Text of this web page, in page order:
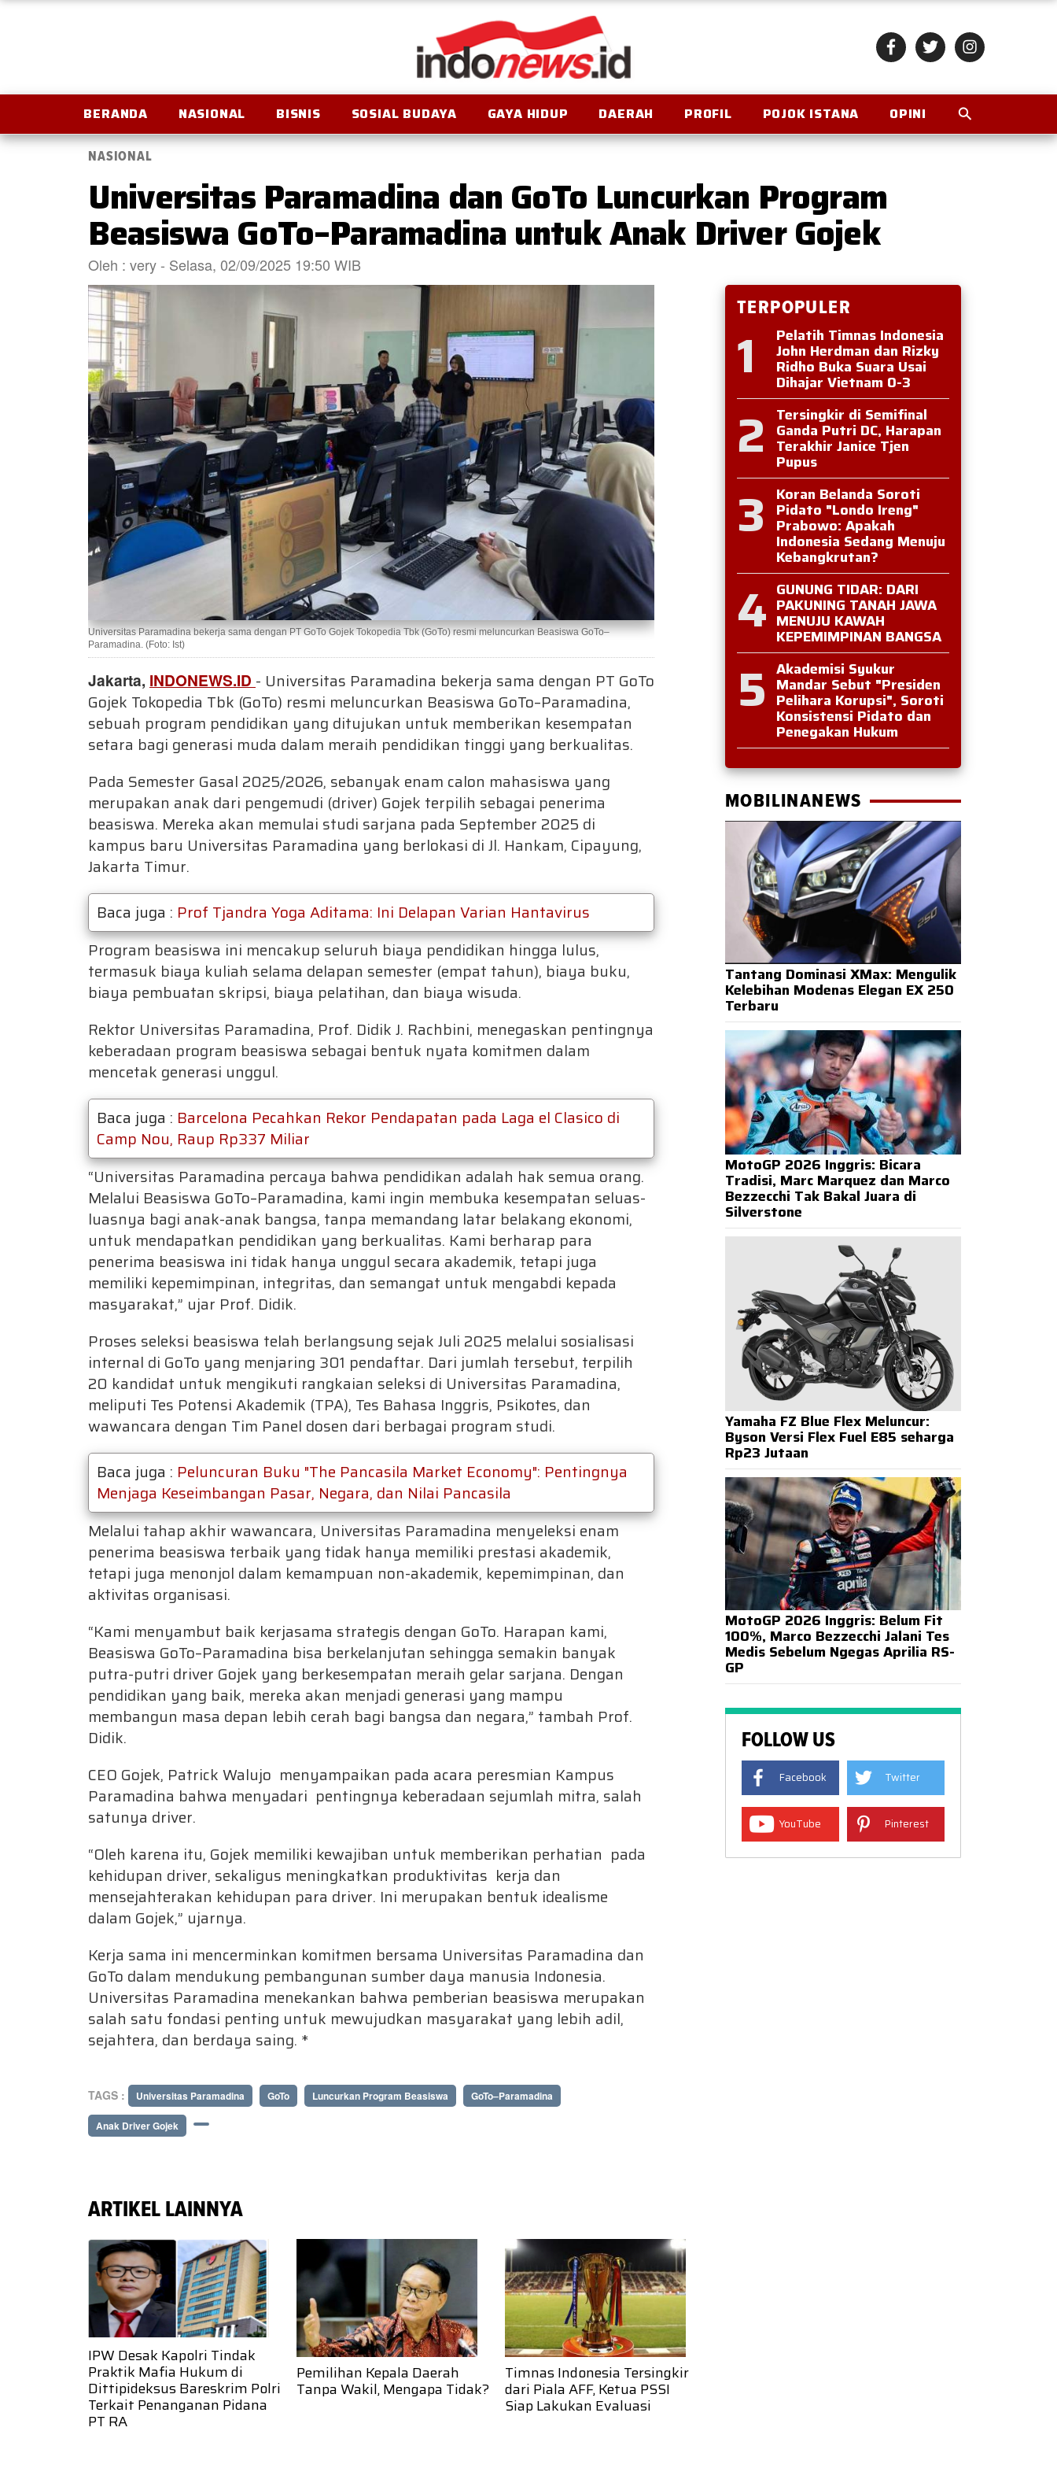
BERANDA NASIONAL BISNIS SOSIAL BUDAYA GAYA HIDUP DAERAH PROFIL POJOK ISTANA OPINI
NASIONAL
Universitas Paramadina dan GoTo Luncurkan Program
Beasiswa GoTo–Paramadina untuk Anak Driver Gojek
Oleh : very - Selasa, 02/09/2025 19:50 WIB
Universitas Paramadina bekerja sama dengan PT GoTo Gojek Tokopedia Tbk (GoTo) resmi meluncurkan Beasiswa GoTo–
Paramadina. (Foto: Ist)
Jakarta, INDONEWS.ID - Universitas Paramadina bekerja sama dengan PT GoTo
Gojek Tokopedia Tbk (GoTo) resmi meluncurkan Beasiswa GoTo–Paramadina,
sebuah program pendidikan yang ditujukan untuk memberikan kesempatan
setara bagi generasi muda dalam meraih pendidikan tinggi yang berkualitas.
Pada Semester Gasal 2025/2026, sebanyak enam calon mahasiswa yang
merupakan anak dari pengemudi (driver) Gojek terpilih sebagai penerima
beasiswa. Mereka akan memulai studi sarjana pada September 2025 di
kampus baru Universitas Paramadina yang berlokasi di Jl. Hankam, Cipayung,
Jakarta Timur.
Baca juga : Prof Tjandra Yoga Aditama: Ini Delapan Varian Hantavirus
Program beasiswa ini mencakup seluruh biaya pendidikan hingga lulus,
termasuk biaya kuliah selama delapan semester (empat tahun), biaya buku,
biaya pembuatan skripsi, biaya pelatihan, dan biaya wisuda.
Rektor Universitas Paramadina, Prof. Didik J. Rachbini, menegaskan pentingnya
keberadaan program beasiswa sebagai bentuk nyata komitmen dalam
mencetak generasi unggul.
Baca juga : Barcelona Pecahkan Rekor Pendapatan pada Laga el Clasico di
Camp Nou, Raup Rp337 Miliar
“Universitas Paramadina percaya bahwa pendidikan adalah hak semua orang.
Melalui Beasiswa GoTo–Paramadina, kami ingin membuka kesempatan seluas-
luasnya bagi anak-anak bangsa, tanpa memandang latar belakang ekonomi,
untuk mendapatkan pendidikan yang berkualitas. Kami berharap para
penerima beasiswa ini tidak hanya unggul secara akademik, tetapi juga
memiliki kepemimpinan, integritas, dan semangat untuk mengabdi kepada
masyarakat,” ujar Prof. Didik.
Proses seleksi beasiswa telah berlangsung sejak Juli 2025 melalui sosialisasi
internal di GoTo yang menjaring 301 pendaftar. Dari jumlah tersebut, terpilih
20 kandidat untuk mengikuti rangkaian seleksi di Universitas Paramadina,
meliputi Tes Potensi Akademik (TPA), Tes Bahasa Inggris, Psikotes, dan
wawancara dengan Tim Panel dosen dari berbagai program studi.
Baca juga : Peluncuran Buku "The Pancasila Market Economy": Pentingnya
Menjaga Keseimbangan Pasar, Negara, dan Nilai Pancasila
Melalui tahap akhir wawancara, Universitas Paramadina menyeleksi enam
penerima beasiswa terbaik yang tidak hanya memiliki prestasi akademik,
tetapi juga menonjol dalam kemampuan non-akademik, kepemimpinan, dan
aktivitas organisasi.
“Kami menyambut baik kerjasama strategis dengan GoTo. Harapan kami,
Beasiswa GoTo–Paramadina bisa berkelanjutan sehingga semakin banyak
putra-putri driver Gojek yang berkesempatan meraih gelar sarjana. Dengan
pendidikan yang baik, mereka akan menjadi generasi yang mampu
membangun masa depan lebih cerah bagi bangsa dan negara,” tambah Prof.
Didik.
CEO Gojek, Patrick Walujo menyampaikan pada acara peresmian Kampus
Paramadina bahwa menyadari pentingnya keberadaan sejumlah mitra, salah
satunya driver.
“Oleh karena itu, Gojek memiliki kewajiban untuk memberikan perhatian pada
kehidupan driver, sekaligus meningkatkan produktivitas kerja dan
mensejahterakan kehidupan para driver. Ini merupakan bentuk idealisme
dalam Gojek,” ujarnya.
Kerja sama ini mencerminkan komitmen bersama Universitas Paramadina dan
GoTo dalam mendukung pembangunan sumber daya manusia Indonesia.
Universitas Paramadina menekankan bahwa pemberian beasiswa merupakan
salah satu fondasi penting untuk mewujudkan masyarakat yang lebih adil,
sejahtera, dan berdaya saing. *
TAGS : Universitas Paramadina GoTo Luncurkan Program Beasiswa GoTo–Paramadina
Anak Driver Gojek
ARTIKEL LAINNYA
IPW Desak Kapolri Tindak
Praktik Mafia Hukum di
Dittipideksus Bareskrim Polri
Terkait Penanganan Pidana
PT RA
Pemilihan Kepala Daerah
Tanpa Wakil, Mengapa Tidak?
Timnas Indonesia Tersingkir
dari Piala AFF, Ketua PSSI
Siap Lakukan Evaluasi
TERPOPULER
1 Pelatih Timnas Indonesia
John Herdman dan Rizky
Ridho Buka Suara Usai
Dihajar Vietnam 0-3
2 Tersingkir di Semifinal
Ganda Putri DC, Harapan
Terakhir Janice Tjen
Pupus
3 Koran Belanda Soroti
Pidato "Londo Ireng"
Prabowo: Apakah
Indonesia Sedang Menuju
Kebangkrutan?
4 GUNUNG TIDAR: DARI
PAKUNING TANAH JAWA
MENUJU KAWAH
KEPEMIMPINAN BANGSA
5 Akademisi Syukur
Mandar Sebut "Presiden
Pelihara Korupsi", Soroti
Konsistensi Pidato dan
Penegakan Hukum
MOBILINANEWS
Tantang Dominasi XMax: Mengulik
Kelebihan Modenas Elegan EX 250
Terbaru
MotoGP 2026 Inggris: Bicara
Tradisi, Marc Marquez dan Marco
Bezzecchi Tak Bakal Juara di
Silverstone
Yamaha FZ Blue Flex Meluncur:
Byson Versi Flex Fuel E85 seharga
Rp23 Jutaan
MotoGP 2026 Inggris: Belum Fit
100%, Marco Bezzecchi Jalani Tes
Medis Sebelum Ngegas Aprilia RS-
GP
FOLLOW US
Facebook Twitter
YouTube Pinterest